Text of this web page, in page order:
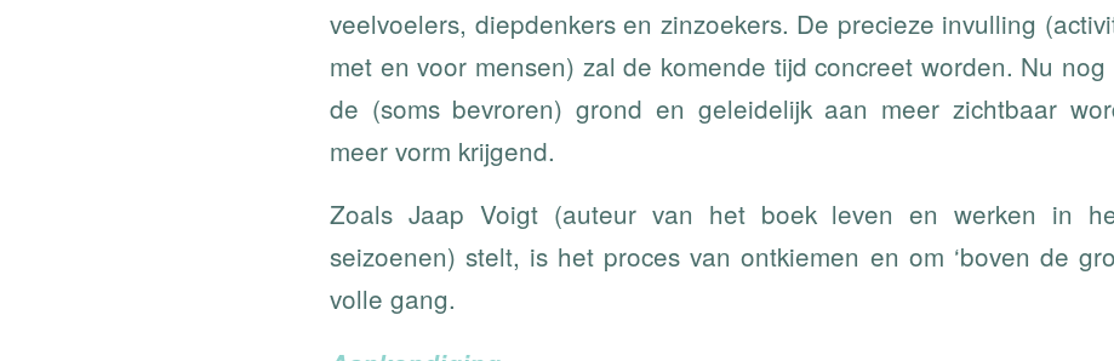
veelvoelers, diepdenkers en zinzoekers. De precieze invulling
met en voor mensen) zal de komende tijd concreet worden. Nu
de (soms bevroren) grond en geleidelijk aan meer zichtbaar
meer vorm krijgend.
Zoals Jaap Voigt (auteur van het boek leven en werken in
seizoenen) stelt, is het proces van ontkiemen en om ‘boven de
volle gang.